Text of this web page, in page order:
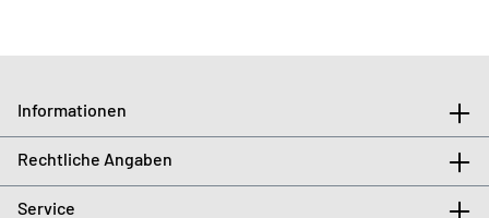
Informationen
Rechtliche Angaben
Service